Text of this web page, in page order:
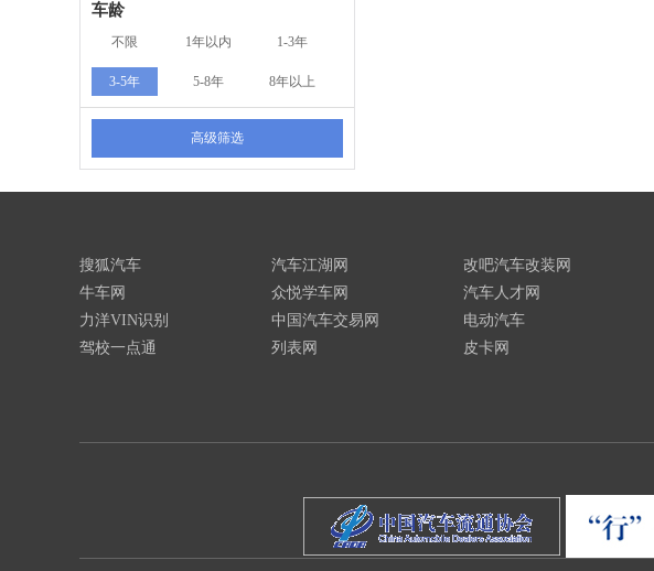
车龄
不限 1年以内 1-3年
3-5年 5-8年 8年以上
高级筛选
搜狐汽车
牛车网
力洋VIN识别
驾校一点通
汽车江湖网
众悦学车网
中国汽车交易网
列表网
改吧汽车改装网
汽车人才网
电动汽车
皮卡网